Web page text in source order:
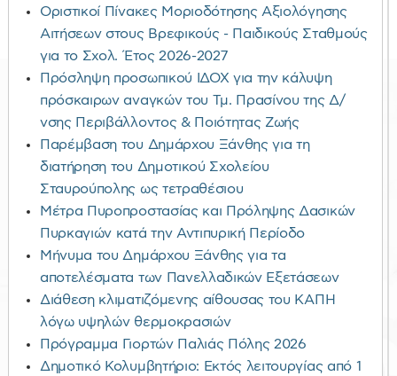
Οριστικοί Πίνακες Μοριοδότησης Αξιολόγησης
Αιτήσεων στους Βρεφικούς - Παιδικούς Σταθμούς
για το Σχολ. Έτος 2026-2027
Πρόσληψη προσωπικού ΙΔΟΧ για την κάλυψη
πρόσκαιρων αναγκών του Τμ. Πρασίνου της Δ/
νσης Περιβάλλοντος & Ποιότητας Ζωής
Παρέμβαση του Δημάρχου Ξάνθης για τη
διατήρηση του Δημοτικού Σχολείου
Σταυρούπολης ως τετραθέσιου
Μέτρα Πυροπροστασίας και Πρόληψης Δασικών
Πυρκαγιών κατά την Αντιπυρική Περίοδο
Μήνυμα του Δημάρχου Ξάνθης για τα
αποτελέσματα των Πανελλαδικών Εξετάσεων
Διάθεση κλιματιζόμενης αίθουσας του ΚΑΠΗ
λόγω υψηλών θερμοκρασιών
Πρόγραμμα Γιορτών Παλιάς Πόλης 2026
Δημοτικό Κολυμβητήριο: Εκτός λειτουργίας από 1